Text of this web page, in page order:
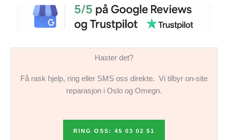
Haster det?
Få rask hjelp, ring eller SMS oss direkte. Vi tilbyr on-site
reparasjon i Oslo og Omegn.
RING OSS: 45 03 02 51